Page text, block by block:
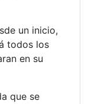
un inicio,
todos los
en su
que se